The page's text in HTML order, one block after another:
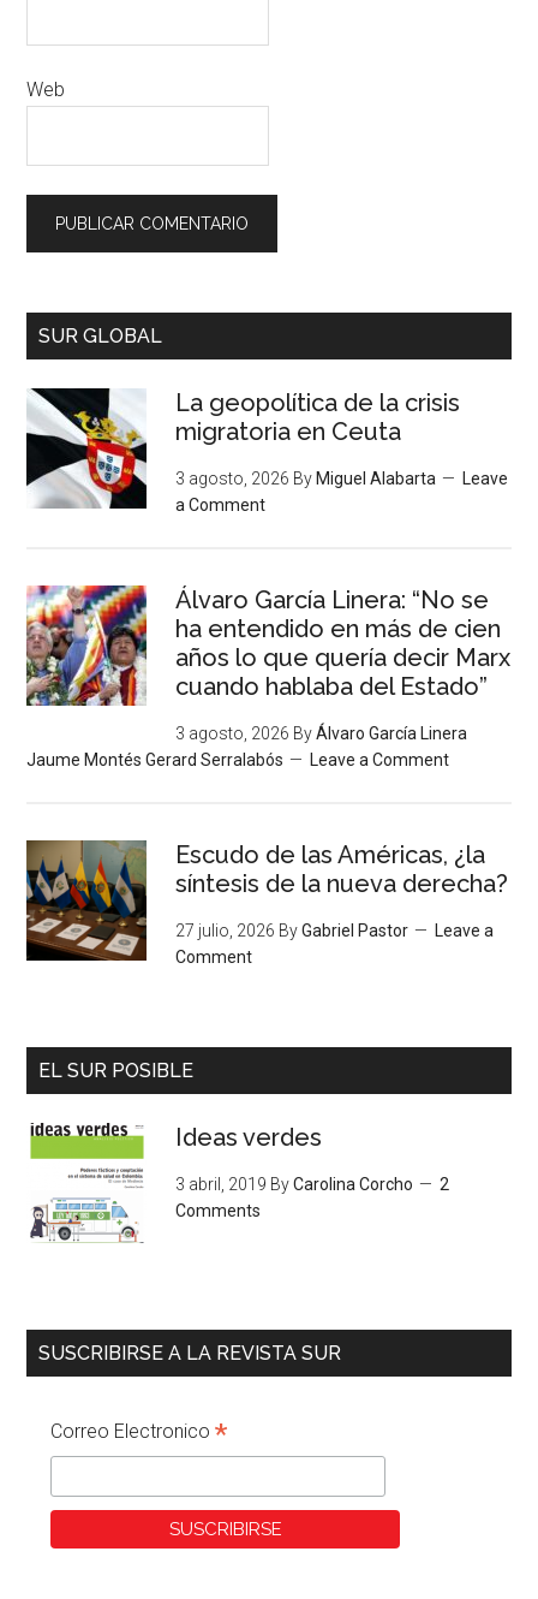
Web
SUR GLOBAL
La geopolítica de la crisis
migratoria en Ceuta
3 agosto, 2026 By Miguel Alabarta
Leave
a Comment
Álvaro García Linera: “No se
ha entendido en más de cien
años lo que quería decir Marx
cuando hablaba del Estado”
3 agosto, 2026 ByÁlvaro García Linera
Jaume Montés Gerard Serralabós
Leave a Comment
Escudo de las Américas, ¿la
síntesis de la nueva derecha?
27 julio, 2026 ByGabriel Pastor
Leave a
Comment
EL SUR POSIBLE
Ideas verdes
3 abril, 2019 ByCarolina Corcho
2
Comments
SUSCRIBIRSE A LA REVISTA SUR
Correo Electronico*